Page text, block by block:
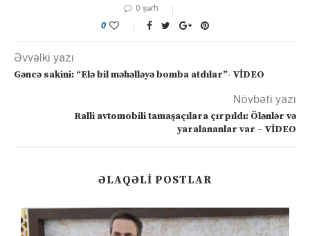
0 şərh
0
Əvvəlki yazı
Gəncə sakini: “Elə bil məhəlləyə bomba atdılar”- VİDEO
Növbəti yazı
Ralli avtomobili tamaşaçılara çırpıldı: Ölənlər və
yaralananlar var – VİDEO
ƏLAQƏLI POSTLAR